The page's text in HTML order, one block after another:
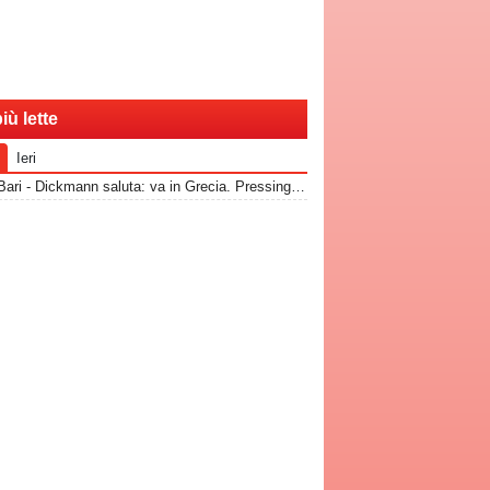
lette
Ieri
RadioBari - Dickmann saluta: va in Grecia. Pressing Catanzaro per Dorval, Vicari piace ad una pugliese